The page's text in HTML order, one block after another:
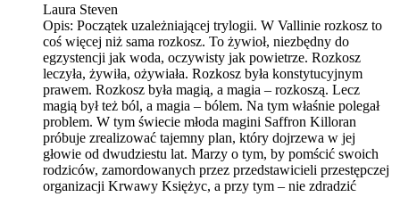
Laura Steven
Opis: Początek uzależniającej trylogii. W Vallinie rozkosz to
coś więcej niż sama rozkosz. To żywioł, niezbędny do
egzystencji jak woda, oczywisty jak powietrze. Rozkosz
leczyła, żywiła, ożywiała. Rozkosz była konstytucyjnym
prawem. Rozkosz była magią, a magia – rozkoszą. Lecz
magią był też ból, a magia – bólem. Na tym właśnie polegał
problem. W tym świecie młoda magini Saffron Killoran
próbuje zrealizować tajemny plan, który dojrzewa w jej
głowie od dwudziestu lat. Marzy o tym, by pomścić swoich
rodziców, zamordowanych przez przedstawicieli przestępczej
organizacji Krwawy Księżyc, a przy tym – nie zdradzić